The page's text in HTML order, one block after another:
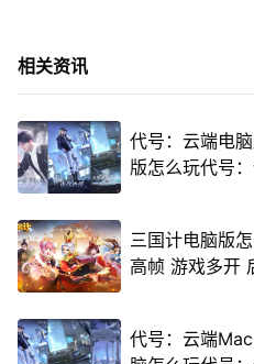
相关资讯
代号：云端电
版怎么玩代号
三国计电脑版
高帧 游戏多开
代号：云端